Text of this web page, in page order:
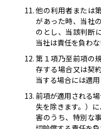
他の利用者または
があった時、当社
のとし、当該判断
当社は責任を負わな
第１項乃至前項の
存する場合又は契
当する場合には適用
前項が適用される
失を除きます。）
害のうち、特別な